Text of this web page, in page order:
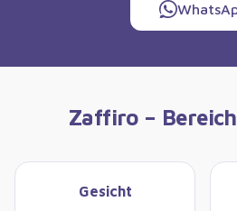
Zaffiro –
Gesicht